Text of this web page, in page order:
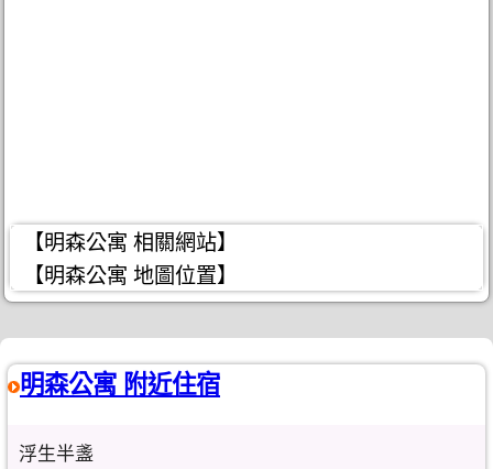
【明森公寓 相關網站】
【明森公寓 地圖位置】
明森公寓 附近住宿
浮生半盞